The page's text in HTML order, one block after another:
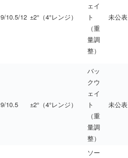
9/10.5/12 ±2°（4°レンジ）
ェイ
ト
（重
量調
整）
未公表
9/10.5 ±2°（4°レンジ）
バッ
クウ
ェイ
ト
（重
量調
整）
未公表
ソー